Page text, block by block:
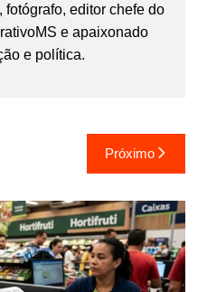
fotógrafo, editor chefe do
e apaixonado
e política.
Próximo